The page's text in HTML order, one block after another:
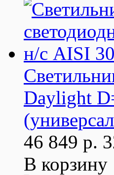
Daylight
46 849 р.
В корзину